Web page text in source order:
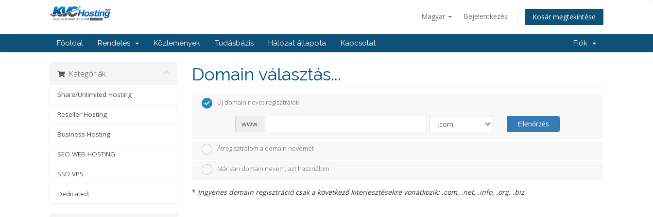
Magyar Bejelentkezés Kosár megtekintése
Főoldal Rendelés Közlemények Tudásbázis Hálózat állapota Kapcsolat Fiók
Kategóriák
Share/Unlimited Hosting
Reseller Hosting
Business Hosting
SEO WEB HOSTING
SSD VPS
Dedicated:
Domain választás...
Új domain nevet regisztrálok
www. Ellenőrzés
Átregisztrálom a domain nevemet
Már van domain nevem, azt használom
* Ingyenes domain regisztráció csak a következő kiterjesztésekre vonatkozik: .com, .net, .info, .org, .biz